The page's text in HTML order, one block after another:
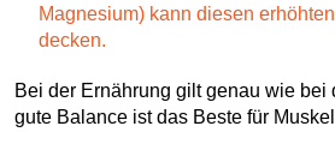
Magnesium) kann diesen
decken.
Bei der Ernährung gilt genau wie bei
gute Balance ist das Beste für